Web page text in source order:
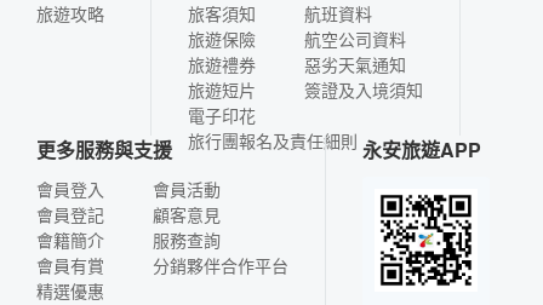
旅遊攻略
旅客須知
旅遊保險
旅遊禮券
旅遊短片
電子印花
航班資料
航空公司資料
惡劣天氣通知
簽證及入境須知
旅行團報名及責任細則
更多服務與支援
會員登入
會員登記
會籍簡介
會員有賞
精選優惠
會員活動
顧客意見
服務查詢
分銷夥伴合作平台
永安旅遊APP